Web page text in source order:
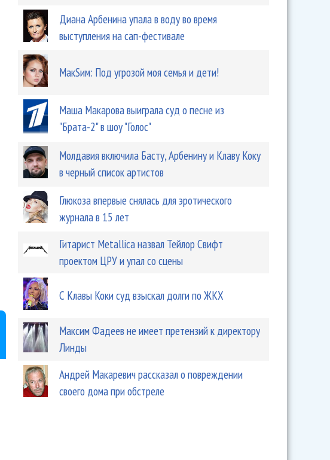
Диана Арбенина упала в воду во время
выступления на сап-фестивале
МакSим: Под угрозой моя семья и дети!
Маша Макарова выиграла суд о песне из
"Брата-2" в шоу "Голос"
Молдавия включила Басту, Арбенину и Клаву Коку
в черный список артистов
Глюкоза впервые снялась для эротического
журнала в 15 лет
Гитарист Metallica назвал Тейлор Свифт
проектом ЦРУ и упал со сцены
С Клавы Коки суд взыскал долги по ЖКХ
Максим Фадеев не имеет претензий к директору
Линды
Андрей Макаревич рассказал о повреждении
своего дома при обстреле